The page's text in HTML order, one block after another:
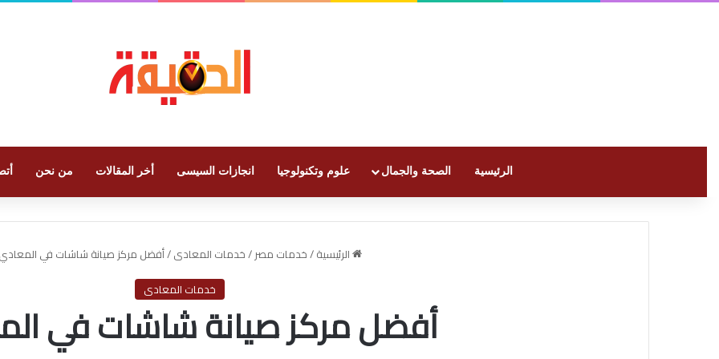
الرئيسية الصحة والجمال علوم وتكنولوجيا انجازات السيسى أخر المقالات من نحن
الرئيسية/خدمات مصر/خدمات المعادى/أفضل مركز صيانة شاشات في المعادي
خدمات المعادى
أفضل مركز صيانة شاشات في